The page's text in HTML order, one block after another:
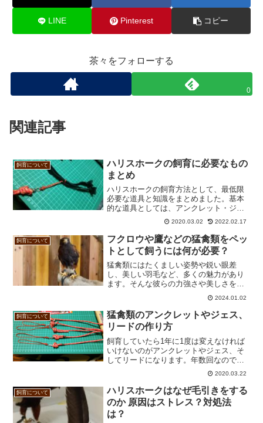
LINE Pinterest コピー
茶々をフォローする
0
関連記事
飼育について
ハリスホークの飼育に必要なもの
まとめ
ハリスホークの飼育方法として、最低限
必要な道具と知識をまとめました。基本
的な道具としては、アンクレット・ジェ
ス・リード・ボウパーチ・グローブ・餌
があれば飼育できるでしょう。その他に
も狩猟で使うもの、昔から鷹狩りに使わ
れているものなどを紹介し...
2020.03.02 2022.02.17
飼育について
フクロウや鷹などの猛禽類をペッ
トとして飼うには何が必要？
猛禽類にはたくましい姿勢や鋭い眼差
し、美しい羽毛など、多くの魅力があり
ます。そんな彼らの力強さや美しさを持
つ猛禽類はとても魅力的な存在ですか
ら、ペットとして飼ってみたいと思う人
もいることでしょう。ですが、猛禽類を
迎え入れるためには、適切なケ...
2024.01.02
飼育について
猛禽類のアンクレットやジェス、
リードの作り方
飼育していたら1年に1度は変えなければ
いけないのがアンクレットやジェス、そ
してリードになります。年数回なので購
入したお店や近くのお店で交換できるな
ら問題ありません。ただ、引っ越しや急
に切れた際など、急を要する場面も。手
元に予備があれば安心な...
2020.03.22
飼育について
ハリスホークはなぜ毛引きをする
のか 原因はストレス？対処法
は？